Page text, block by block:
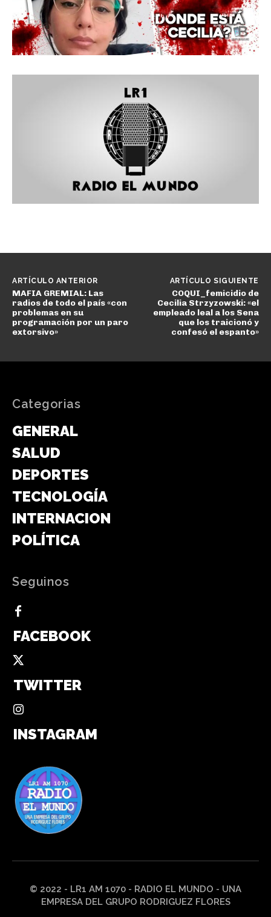
ARTÍCULO ANTERIOR
MAFIA GREMIAL: Las
radios de todo el país «con
problemas en su
programación por un paro
extorsivo»
ARTÍCULO SIGUIENTE
COQUI_femicidio de
Cecilia Strzyzowski: «el
empleado leal a los Sena
que los traicionó y
confesó el espanto»
Categorias
GENERAL
SALUD
DEPORTES
TECNOLOGÍA
INTERNACIONAL
POLÍTICA
Seguinos
FACEBOOK
TWITTER
INSTAGRAM
© 2022 - LR1 AM 1070 - RADIO EL MUNDO - UNA
EMPRESA DEL GRUPO RODRIGUEZ FLORES